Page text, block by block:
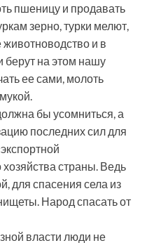
пшеницу и продавать
зерно, турки мелют,
и в
берут на этом нашу
ее сами, молоть
бы усомниться, а
последних сил для
хозяйства страны. Ведь
для спасения села из
Народ спасать от
власти люди не